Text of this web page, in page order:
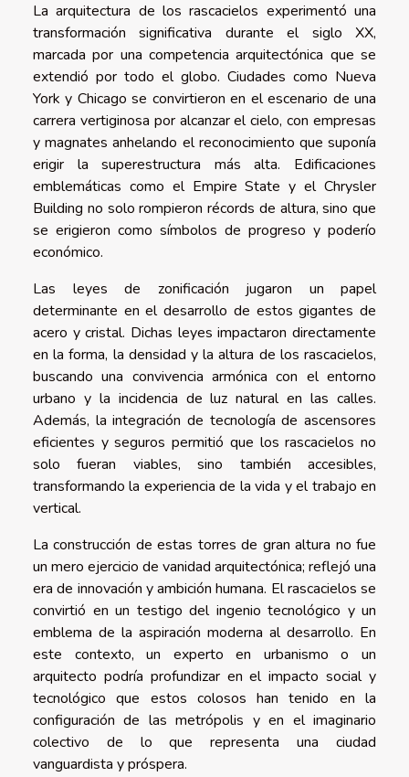
La arquitectura de los rascacielos experimentó una
transformación significativa durante el siglo XX,
marcada por una competencia arquitectónica que se
extendió por todo el globo. Ciudades como Nueva
York y Chicago se convirtieron en el escenario de una
carrera vertiginosa por alcanzar el cielo, con empresas
y magnates anhelando el reconocimiento que suponía
erigir la superestructura más alta. Edificaciones
emblemáticas como el Empire State y el Chrysler
Building no solo rompieron récords de altura, sino que
se erigieron como símbolos de progreso y poderío
económico.
Las leyes de zonificación jugaron un papel
determinante en el desarrollo de estos gigantes de
acero y cristal. Dichas leyes impactaron directamente
en la forma, la densidad y la altura de los rascacielos,
buscando una convivencia armónica con el entorno
urbano y la incidencia de luz natural en las calles.
Además, la integración de tecnología de ascensores
eficientes y seguros permitió que los rascacielos no
solo fueran viables, sino también accesibles,
transformando la experiencia de la vida y el trabajo en
vertical.
La construcción de estas torres de gran altura no fue
un mero ejercicio de vanidad arquitectónica; reflejó una
era de innovación y ambición humana. El rascacielos se
convirtió en un testigo del ingenio tecnológico y un
emblema de la aspiración moderna al desarrollo. En
este contexto, un experto en urbanismo o un
arquitecto podría profundizar en el impacto social y
tecnológico que estos colosos han tenido en la
configuración de las metrópolis y en el imaginario
colectivo de lo que representa una ciudad
vanguardista y próspera.